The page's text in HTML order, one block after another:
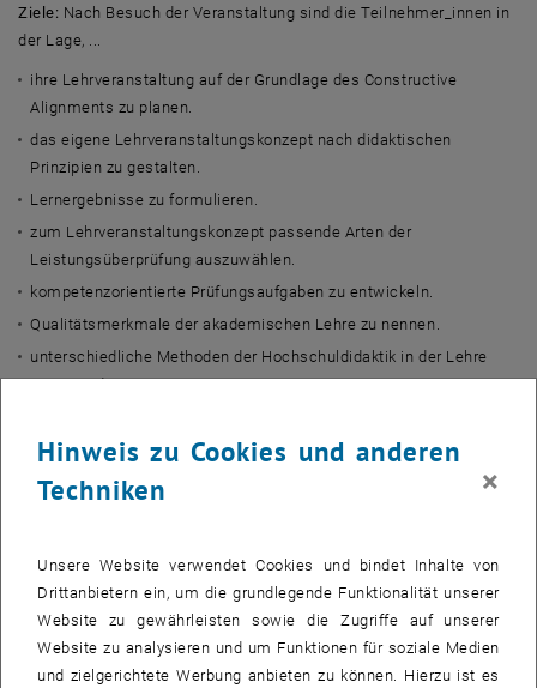
Ziele: Nach Besuch der Veranstaltung sind die Teilnehmer_innen in
der Lage, ...
ihre Lehrveranstaltung auf der Grundlage des Constructive
Alignments zu planen.
das eigene Lehrveranstaltungskonzept nach didaktischen
Prinzipien zu gestalten.
Lernergebnisse zu formulieren.
zum Lehrveranstaltungskonzept passende Arten der
Leistungsüberprüfung auszuwählen.
kompetenzorientierte Prüfungsaufgaben zu entwickeln.
Qualitätsmerkmale der akademischen Lehre zu nennen.
unterschiedliche Methoden der Hochschuldidaktik in der Lehre
anzuwenden.
reflektieren.
Inhalte:
Formulierung von Lernergebnissen
Constructive Alignment
Grundlegende Konzepte, Prozesse und Methoden der
Hochschuldidaktik
Hinweis zu Cookies und anderen
Techniken
×
Unsere Website verwendet Cookies und bindet Inhalte von
Drittanbietern ein, um die grundlegende Funktionalität unserer
Website zu gewährleisten sowie die Zugriffe auf unserer
Website zu analysieren und um Funktionen für soziale Medien
und zielgerichtete Werbung anbieten zu können. Hierzu ist es